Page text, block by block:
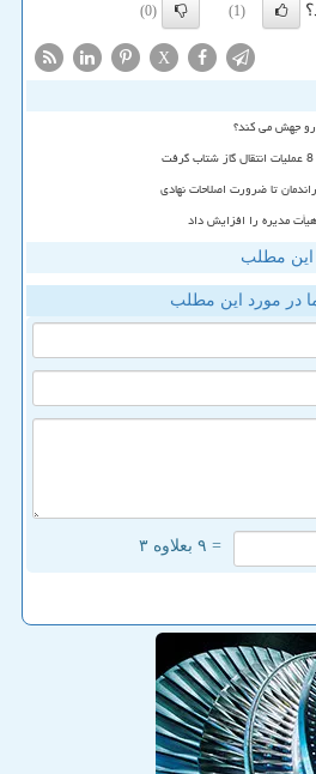
(1)
(0)
X
جهش می کند؟
تا ضرورت اصلاحات نهادی
مدیره را افزایش داد
این مطلب
در مورد این مطلب
= ۹ بعلاوه ۳